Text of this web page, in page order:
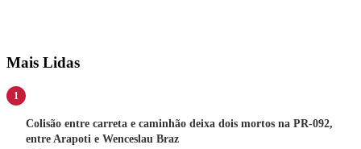
Mais Lidas
1
Colisão entre carreta e caminhão deixa dois mortos na PR-092,
entre Arapoti e Wenceslau Braz